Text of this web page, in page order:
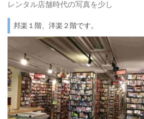
レンタル店舗時代の写真を少し
邦楽１階、洋楽２階です。